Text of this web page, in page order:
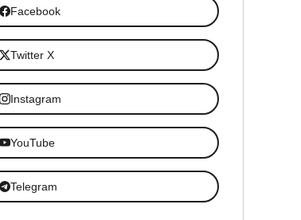
Facebook
Twitter X
Instagram
YouTube
Telegram